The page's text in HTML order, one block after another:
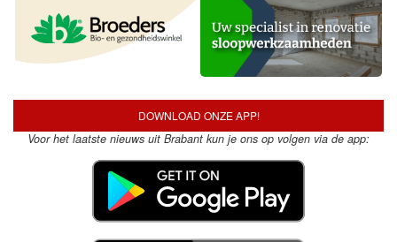
DOWNLOAD ONZE APP!
Voor het laatste nieuws uit Brabant kun je ons op volgen via de app: